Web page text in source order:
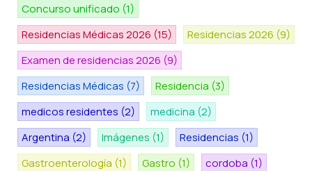
Concurso unificado (1)
Residencias Médicas 2026 (15) Residencias 2026 (9)
Examen de residencias 2026 (9)
Residencias Médicas (7) Residencia (3)
medicos residentes (2) medicina (2)
Argentina (2) Imágenes (1) Residencias (1)
Gastroenterología (1) Gastro (1) cordoba (1)